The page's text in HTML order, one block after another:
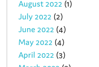
August 2022 (1)
July 2022 (2)
June 2022 (4)
May 2022 (4)
April 2022 (3)